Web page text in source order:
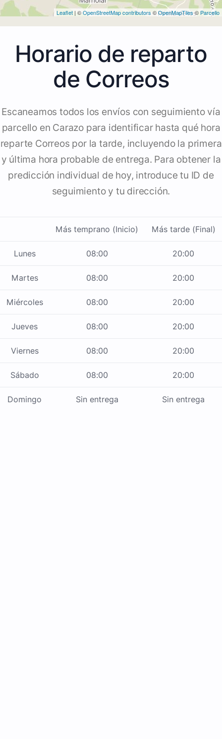
Leaflet | ©OpenStreetMap contributors ©OpenMapTiles© Parcello
Horario de reparto
de Correos
Escaneamos todos los envíos con seguimiento vía
parcello en Carazo para identificar hasta qué hora
reparte Correos por la tarde, incluyendo la primera
y última hora probable de entrega. Para obtener la
predicción individual de hoy, introduce tu ID de
seguimiento y tu dirección.
Más temprano (Inicio) Más tarde (Final)
Lunes 08:00 20:00
Martes 08:00 20:00
Miércoles 08:00 20:00
Jueves 08:00 20:00
Viernes 08:00 20:00
Sábado 08:00 20:00
Domingo Sin entrega Sin entrega